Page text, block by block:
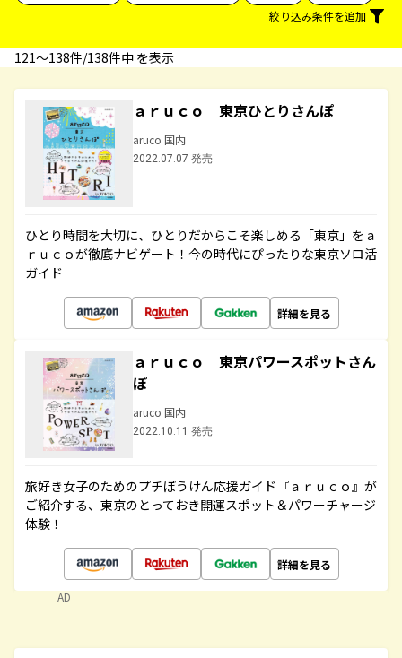
絞り込み条件を追加
121〜138件/138件中 を表示
ａｒｕｃｏ 東京ひとりさんぽ
aruco 国内
2022.07.07 発売
ひとり時間を大切に、ひとりだからこそ楽しめる「東京」をａ
ｒｕｃｏが徹底ナビゲート！今の時代にぴったりな東京ソロ活
ガイド
詳細を見る
ａｒｕｃｏ 東京パワースポットさん
ぽ
aruco 国内
2022.10.11 発売
旅好き女子のためのプチぼうけん応援ガイド『ａｒｕｃｏ』が
ご紹介する、東京のとっておき開運スポット＆パワーチャージ
体験！
詳細を見る
AD